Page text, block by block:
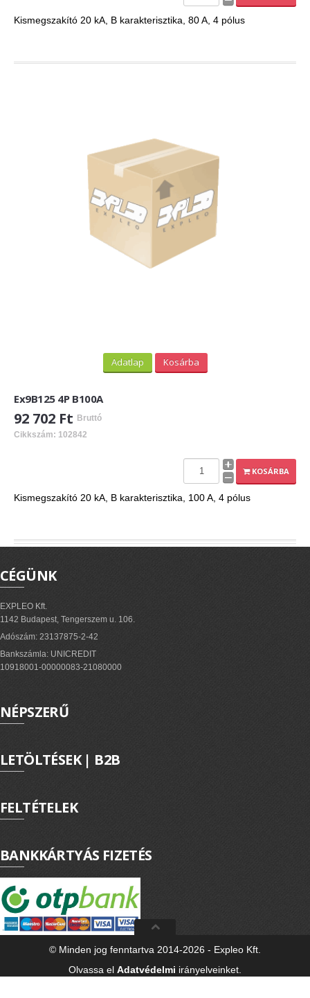
Kismegszakító 20 kA, B karakterisztika, 80 A, 4 pólus
Adatlap Kosárba
Ex9B125 4P B100A
92 702 Ft Bruttó
Cikkszám: 102842
KOSÁRBA
Kismegszakító 20 kA, B karakterisztika, 100 A, 4 pólus
CÉGÜNK
EXPLEO Kft.
1142 Budapest, Tengerszem u. 106.
Adószám: 23137875-2-42
Bankszámla: UNICREDIT
10918001-00000083-21080000
NÉPSZERŰ
LETÖLTÉSEK | B2B
FELTÉTELEK
BANKKÁRTYÁS FIZETÉS
© Minden jog fenntartva 2014-2026 - Expleo Kft.
Olvassa el Adatvédelmi irányelveinket.